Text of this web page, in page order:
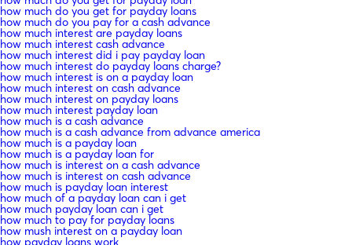
how much do you get for payday loans
how much do you pay for a cash advance
how much interest are payday loans
how much interest cash advance
how much interest did i pay payday loan
how much interest do payday loans charge?
how much interest is on a payday loan
how much interest on cash advance
how much interest on payday loans
how much interest payday loan
how much is a cash advance
how much is a cash advance from advance america
how much is a payday loan
how much is a payday loan for
how much is interest on a cash advance
how much is interest on cash advance
how much is payday loan interest
how much of a payday loan can i get
how much payday loan can i get
how much to pay for payday loans
how mush interest on a payday loan
how payday loans work